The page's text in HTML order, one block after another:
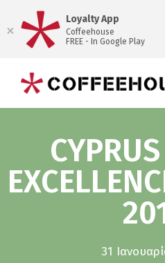
31
Loyalty App
Coffeehouse
FREE - In Google Play